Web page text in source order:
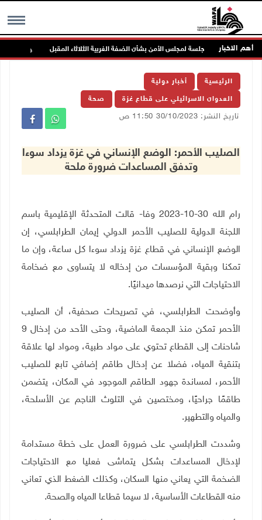
MENU أهم الاخبار جلسة لمجلس الأمن بشأن الضفة الغربية الثلاثاء المقبل
الرئيسية أخبار دولية
العدوان الاسرائيلي على قطاع غزة صحة
تاريخ النشر: 30/10/2023 11:50 ص
الصليب الأحمر: الوضع الإنساني في غزة يزداد سوءا
وتدفق المساعدات ضرورة ملحة
رام الله 30-10-2023 وفا- قالت المتحدثة الإقليمية باسم
اللجنة الدولية للصليب الأحمر الدولي إيمان الطرابلسي، إن
الوضع الإنساني في قطاع غزة يزداد سوءا كل ساعة، وإن ما
تمكنا وبقية المؤسسات من إدخاله لا يتساوى مع ضخامة
الاحتياجات التي نرصدها ميدانيًا.
وأوضحت الطرابلسي، في تصريحات صحفية، أن الصليب
الأحمر تمكن منذ الجمعة الماضية، وحتى الأحد من إدخال 9
شاحنات إلى القطاع تحتوي على مواد طبية، ومواد لها علاقة
بتنقية المياه، فضلا عن إدخال طاقم إضافي تابع للصليب
الأحمر، لمساندة جهود الطاقم الموجود في المكان، يتضمن
طاقمًا جراحيًا، ومختصين في التلوث الناجم عن الأسلحة،
والمياه والتطهير.
وشددت الطرابلسي على ضرورة العمل على خطة مستدامة
لإدخال المساعدات بشكل يتماشى فعليا مع الاحتياجات
الضخمة التي يعاني منها السكان، وكذلك الضغط الذي تعاني
منه القطاعات الأساسية، لا سيما قطاعا المياه والصحة.